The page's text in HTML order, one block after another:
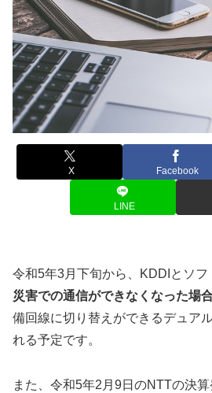
X Facebook
LINE
令和5年3月下旬から、KDDIとソフ
災害での通信ができなくなった場
備回線に切り替えができるデュア
れる予定です。
また、令和5年2月9日のNTTの決